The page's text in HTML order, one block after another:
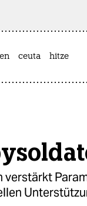
ceuta hitze
verstärkt